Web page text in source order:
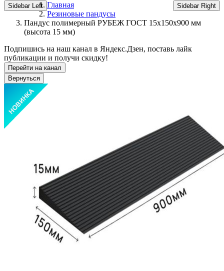
Sidebar Left Sidebar Right
Главная
Резиновые пандусы
Пандус полимерный РУБЕЖ ГОСТ 15х150х900 мм
(высота 15 мм)
Подпишись на наш канал в Яндекс.Дзен, поставь лайк
публикации и получи скидку!